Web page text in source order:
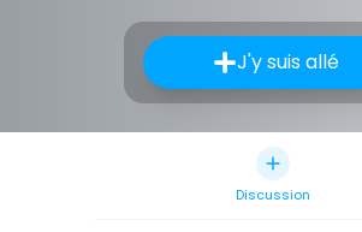
J'y suis allé
Discussion